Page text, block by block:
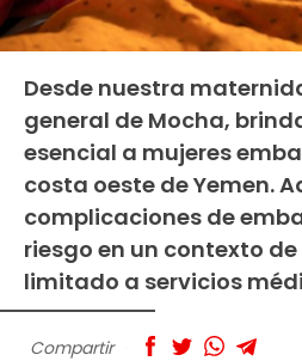
Desde nuestra
general de Mocha,
esencial a mujeres
costa oeste de Yemen.
complicaciones de
riesgo en un contexto
limitado a servicios
Compartir